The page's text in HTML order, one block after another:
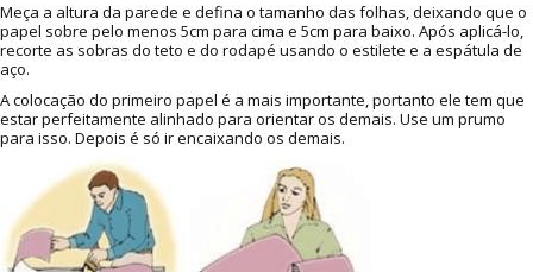
Meça a altura da parede e defina o tamanho das folhas, deixando que o
papel sobre pelo menos 5cm para cima e 5cm para baixo. Após aplicá-lo,
recorte as sobras do teto e do rodapé usando o estilete e a espátula de
aço.
A colocação do primeiro papel é a mais importante, portanto ele tem que
estar perfeitamente alinhado para orientar os demais. Use um prumo
para isso. Depois é só ir encaixando os demais.